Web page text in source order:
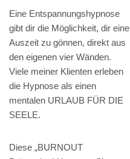
Eine Entspannungshypnose
gibt dir die Möglichkeit, dir eine
Auszeit zu gönnen, direkt aus
den eigenen vier Wänden.
Viele meiner Klienten erleben
die Hypnose als einen
mentalen URLAUB FÜR DIE
SEELE.
Diese „BURNOUT